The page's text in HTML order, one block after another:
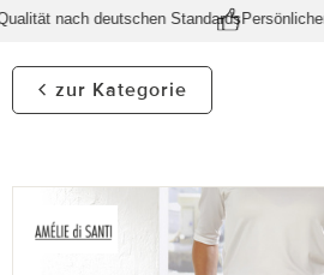
nach deutschen StandardsPersönlicher
zur Kategorie